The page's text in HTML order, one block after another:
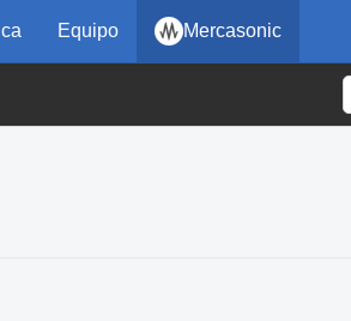
Equipo Mercasonic